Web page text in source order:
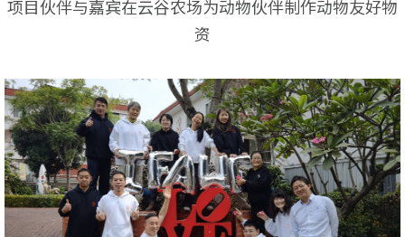
项目伙伴与嘉宾在云谷农场为动物伙伴制作动物友好物
资